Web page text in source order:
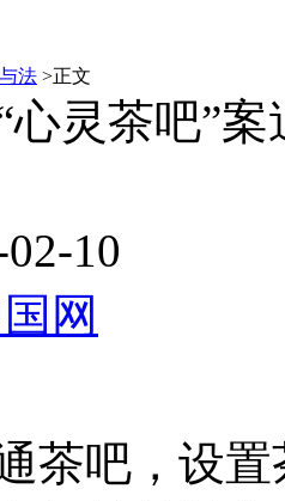
法 >正文
心灵茶吧”
10
网
茶吧，设